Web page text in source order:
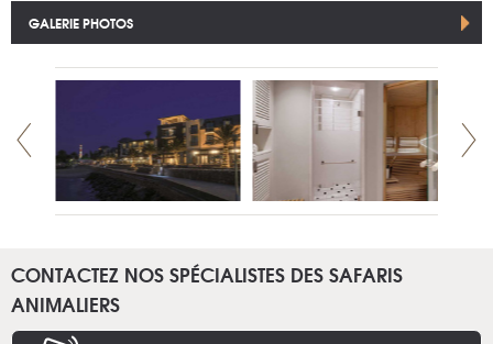
GALERIE PHOTOS
CONTACTEZ NOS SPÉCIALISTES DES SAFARIS
ANIMALIERS